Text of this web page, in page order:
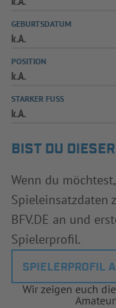
GEBURTSDATUM
k.A.
POSITION
k.A.
STARKER FUSS
k.A.
BIST DU
Wenn du
Spieleinsatzdaten
BFV.DE an und
Spielerprofil.
SPIELERPROFIL
Wir zeigen euch